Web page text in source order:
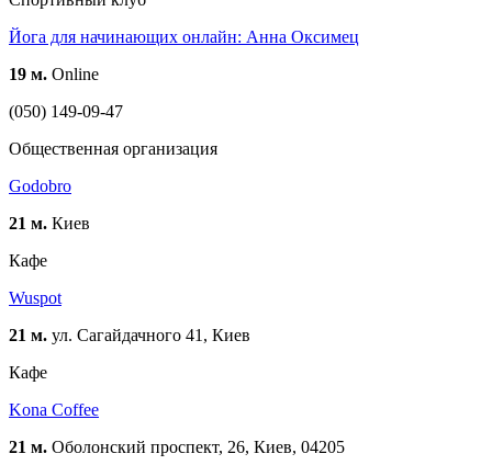
Йога для начинающих онлайн: Анна Оксимец
19 м. Online
(050) 149-09-47
Общественная организация
Godobro
21 м. Киев
Кафе
Wuspot
21 м. ул. Сагайдачного 41, Киев
Кафе
Kona Coffee
21 м. Оболонский проспект, 26, Киев, 04205